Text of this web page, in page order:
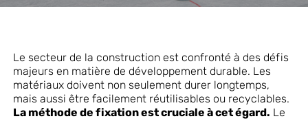
Le secteur de la construction est confronté à des défis
majeurs en matière de développement durable. Les
matériaux doivent non seulement durer longtemps,
mais aussi être facilement réutilisables ou recyclables.
La méthode de fixation est cruciale à cet égard. Le